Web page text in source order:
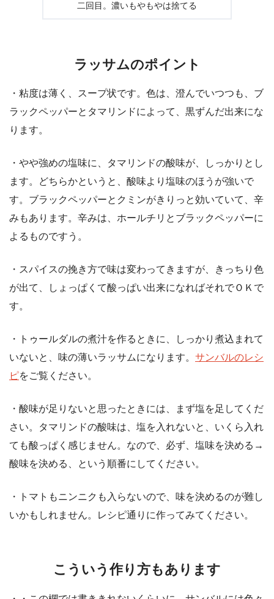
二回目。濃いもやもやは捨てる
ラッサムのポイント
・粘度は薄く、スープ状です。色は、澄んでいつつも、ブ
ラックペッパーとタマリンドによって、黒ずんだ出来にな
ります。
・やや強めの塩味に、タマリンドの酸味が、しっかりとし
ます。どちらかというと、酸味より塩味のほうが強いで
す。ブラックペッパーとクミンがきりっと効いていて、辛
みもあります。辛みは、ホールチリとブラックペッパーに
よるものですう。
・スパイスの挽き方で味は変わってきますが、きっちり色
が出て、しょっぱくて酸っぱい出来になればそれでＯＫで
す。
・トゥールダルの煮汁を作るときに、しっかり煮込まれて
いないと、味の薄いラッサムになります。 サンバルのレシ
ピをご覧ください。
・酸味が足りないと思ったときには、まず塩を足してくだ
さい。タマリンドの酸味は、塩を入れないと、いくら入れ
ても酸っぱく感じません。なので、必ず、塩味を決める→
酸味を決める、という順番にしてください。
・トマトもニンニクも入らないので、味を決めるのが難し
いかもしれません。レシピ通りに作ってみてください。
こういう作り方もあります